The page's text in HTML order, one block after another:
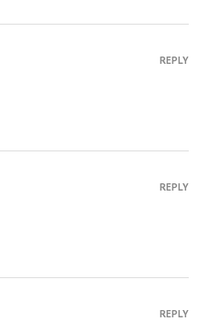
REPLY
REPLY
REPLY